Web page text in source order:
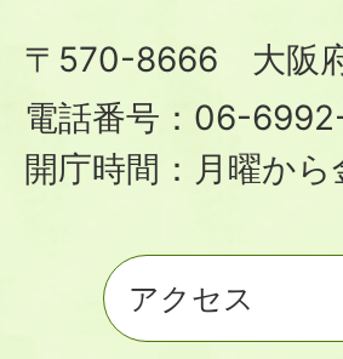
〒570-8666 大阪
電話番号：06-
開庁時間：月曜か
アクセス